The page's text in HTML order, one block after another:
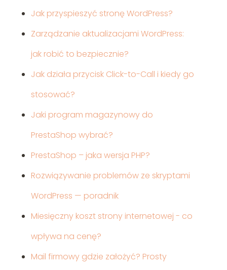
Jak przyspieszyć stronę WordPress?
Zarządzanie aktualizacjami WordPress:
jak robić to bezpiecznie?
Jak działa przycisk Click-to-Call i kiedy go
stosować?
Jaki program magazynowy do
PrestaShop wybrać?
PrestaShop – jaka wersja PHP?
Rozwiązywanie problemów ze skryptami
WordPress — poradnik
Miesięczny koszt strony internetowej - co
wpływa na cenę?
Mail firmowy gdzie założyć? Prosty